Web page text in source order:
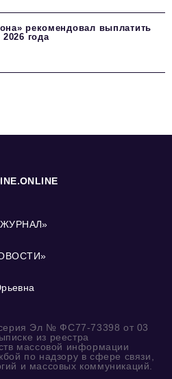
рекомендовал выплатить
года
Эл № ФС77-73398 от 03
из реестра
массовой информации
по надзору в сфере связи,
и массовых коммуникаций.